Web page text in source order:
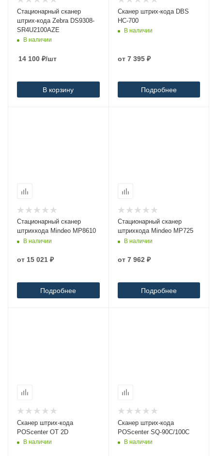
Стационарный сканер
штрих-кода Zebra DS9308-
SR4U2100AZE
В наличии
14 100 ₽/шт
В корзину
Сканер штрих-кода DBS
HC-700
В наличии
от 7 395 ₽
Подробнее
Стационарный сканер
штрихкода Mindeo MP8610
В наличии
от 15 021 ₽
Подробнее
Стационарный сканер
штрихкода Mindeo MP725
В наличии
от 7 962 ₽
Подробнее
Сканер штрих-кода
POScenter OT 2D
В наличии
Сканер штрих-кода
POScenter SQ-90C/100С
В наличии